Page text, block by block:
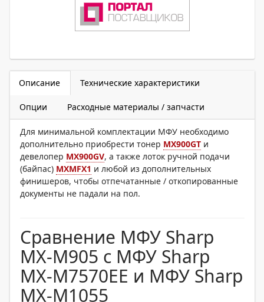
Описание Технические характеристики
Опции Расходные материалы / запчасти
Для минимальной комплектации МФУ необходимо
дополнительно приобрести тонер MX900GT и
девелопер MX900GV, а также лоток ручной подачи
(байпас) MXMFX1 и любой из дополнительных
финишеров, чтобы отпечатанные / откопированные
документы не падали на пол.
Сравнение МФУ Sharp
MX-M905 с МФУ Sharp
MX-M7570EE и МФУ Sharp
MX-M1055